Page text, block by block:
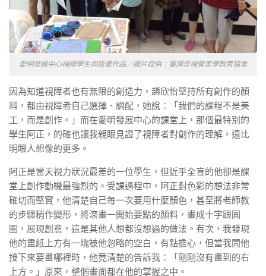
愛明發展中心視障學生與版畫作品／圖片提供：臺灣非視覺美學教育協會
因為知道視障者也有無限的創造力，趙欣怡堅持所有創作的顏
料，都由視障者自己選擇、調配，她說：「我們的課程不是美
工，而是創作。」而在愛明發展中心的課堂上，那個最特別的
學生阿正，的確也讓我親眼見證了視障者對創作的理解，遠比
明眼人想像的更多。
阿正是當天視力狀況最差的一位學生，但近乎全盲的他卻是課
堂上創作動機最強烈的。受課過程中，阿正對色彩的想法非常
確切而堅實，他清楚自己每一次要用什麼顏色，甚至將老師教
的步驟稍作變形，將滾畫一開始要點的顏料，畫成十字跟圓
圈，展現創意，這是其他人想都沒想過的做法。有次，我發現
他的畫紙上方有一塊被他忽略的空白，有點擔心，但當我問他
接下來要畫哪裡時，他竟清楚的告訴我：「剛剛沒有畫到的右
上方。」原來，整個畫面都在他的掌握之中。